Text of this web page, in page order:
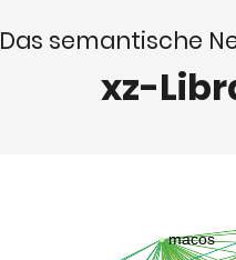
Das semantische
xz-